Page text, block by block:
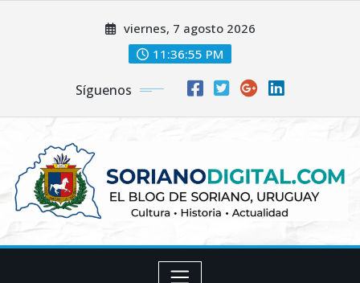
viernes, 7 agosto 2026
11:36:56 PM
Síguenos